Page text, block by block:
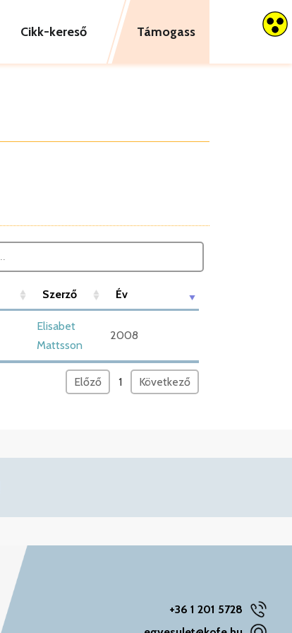
Cikk-kereső Támogass
Szerző Év
Elisabet
Mattsson
2008
Előző 1 Következő
+36 1 201 5728